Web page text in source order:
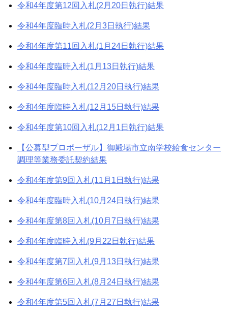
令和4年度第12回入札(2月20日執行)結果
令和4年度臨時入札(2月3日執行)結果
令和4年度第11回入札(1月24日執行)結果
令和4年度臨時入札(1月13日執行)結果
令和4年度臨時入札(12月20日執行)結果
令和4年度臨時入札(12月15日執行)結果
令和4年度第10回入札(12月1日執行)結果
【公募型プロポーザル】御殿場市立南学校給食センター
調理等業務委託契約結果
令和4年度第9回入札(11月1日執行)結果
令和4年度臨時入札(10月24日執行)結果
令和4年度第8回入札(10月7日執行)結果
令和4年度臨時入札(9月22日執行)結果
令和4年度第7回入札(9月13日執行)結果
令和4年度第6回入札(8月24日執行)結果
令和4年度第5回入札(7月27日執行)結果